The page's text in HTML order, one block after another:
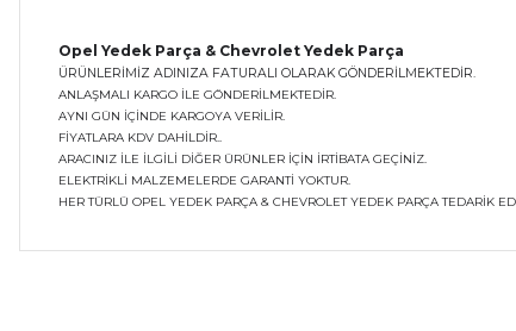
Opel Yedek Parça & Chevrolet Yedek Parça
ÜRÜNLERİMİZ ADINIZA FATURALI OLARAK GÖNDERİLMEKTEDİR.
ANLAŞMALI KARGO İLE GÖNDERİLMEKTEDİR.
AYNI GÜN İÇİNDE KARGOYA VERİLİR.
FİYATLARA KDV DAHİLDİR..
ARACINIZ İLE İLGİLİ DİĞER ÜRÜNLER İÇİN İRTİBATA GEÇİNİZ.
ELEKTRİKLİ MALZEMELERDE GARANTİ YOKTUR.
HER TÜRLÜ OPEL YEDEK PARÇA & CHEVROLET YEDEK PARÇA TEDARİK